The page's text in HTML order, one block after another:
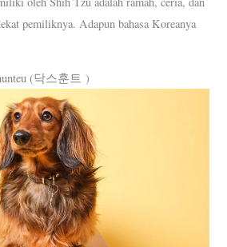
pemiliknya. Adapun bahasa Koreanya
(닥스훈트 )